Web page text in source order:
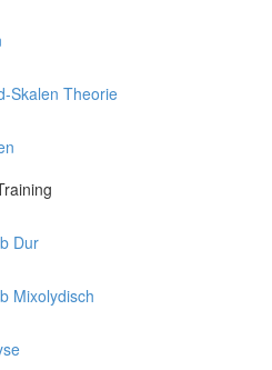
Skalen Theorie
Dur
Mixolydisch